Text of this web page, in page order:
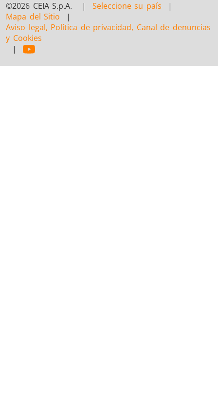
©2026 CEIA S.p.A. | Seleccione su país |
Mapa del Sitio |
Aviso legal, Política de privacidad, Canal de denuncias
y Cookies
|